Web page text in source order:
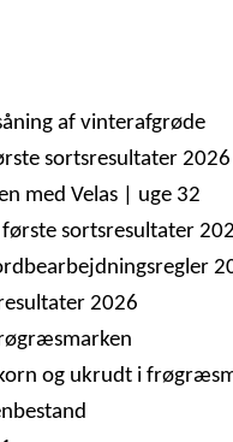
af vinterafgrøde
sortsresultater 2026
med Velas | uge 32
sortsresultater
2026
og ukrudt i